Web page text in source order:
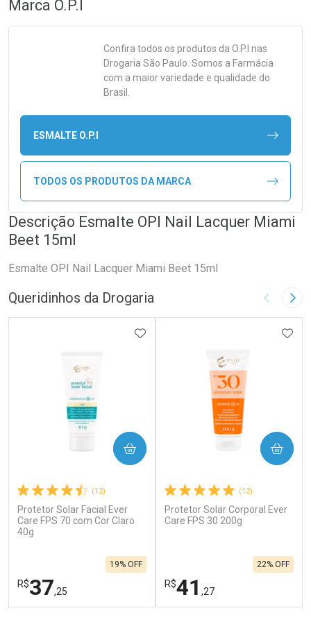
Marca O.P.I
Confira todos os produtos da O.P.I nas
Drogaria São Paulo. Somos a Farmácia
com a maior variedade e qualidade do
Brasil.
ESMALTE O.P.I
TODOS OS PRODUTOS DA MARCA
Descrição Esmalte OPI Nail Lacquer Miami
Beet 15ml
Esmalte OPI Nail Lacquer Miami Beet 15ml
Queridinhos da Drogaria Imagem
(12)
Protetor Solar Facial Ever
Care FPS 70 com Cor Claro
40g
R$37,25
19% OFF
ADICIONAR AOS FAVORITOS
COMPRAR
(12)
Protetor Solar Corporal Ever
Care FPS 30 200g
R$41 ,27
22% OFF
COMPRAR